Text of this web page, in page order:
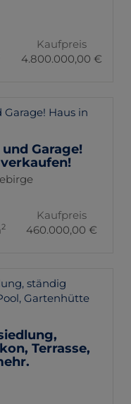
Kaufpreis
4.800.000,00 €
Garage!
2
Kaufpreis
460.000,00 €
Terrasse,